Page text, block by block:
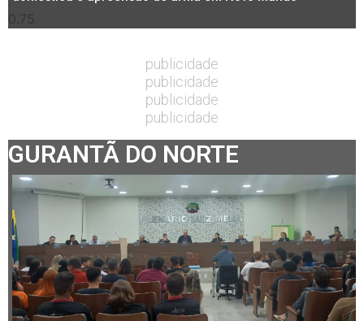
publicidade
publicidade
publicidade
publicidade
GURANTÃ DO NORTE